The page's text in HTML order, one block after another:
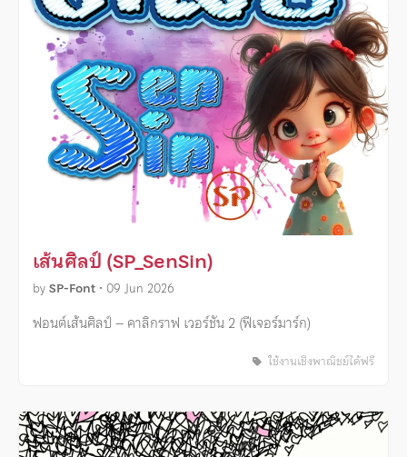
เส้นศิลป์ (SP_SenSin)
bySP-Font • 09 Jun 2026
ฟอนต์เส้นศิลป์ – คาลิกราฟ เวอร์ชัน 2 (ฟีเจอร์มาร์ก)
ใช้งานเชิงพาณิชย์ได้ฟรี